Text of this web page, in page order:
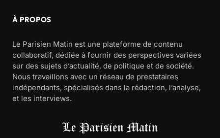
À PROPOS
Le Parisien Matin est une plateforme de contenu
collaboratif, dédiée à fournir des perspectives variées
sur des sujets d’actualité, de politique et de société.
Nous travaillons avec un réseau de prestataires
indépendants, spécialisés dans la rédaction, l’analyse,
et les interviews.